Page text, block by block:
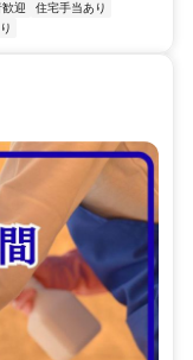
迎
住宅手当あり